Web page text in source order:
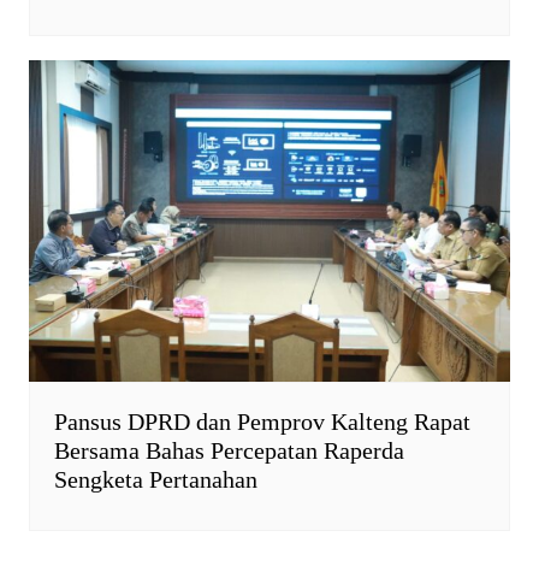
Pansus DPRD dan Pemprov Kalteng Rapat
Bersama Bahas Percepatan Raperda
Sengketa Pertanahan